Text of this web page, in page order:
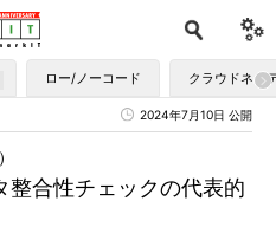
ロー/ノーコード クラウドネイ
2024年7月10日 公開
合性チェックの代表的